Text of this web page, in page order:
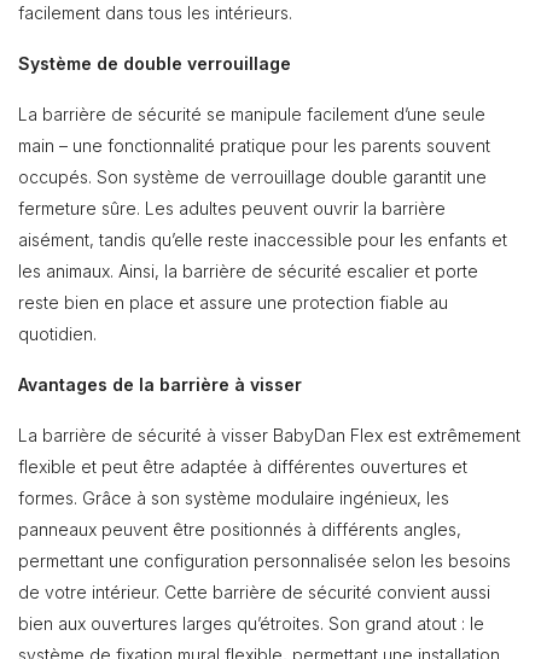
facilement dans tous les intérieurs.
Système de double verrouillage
La barrière de sécurité se manipule facilement d’une seule
main – une fonctionnalité pratique pour les parents souvent
occupés. Son système de verrouillage double garantit une
fermeture sûre. Les adultes peuvent ouvrir la barrière
aisément, tandis qu’elle reste inaccessible pour les enfants et
les animaux. Ainsi, la barrière de sécurité escalier et porte
reste bien en place et assure une protection fiable au
quotidien.
Avantages de la barrière à visser
La barrière de sécurité à visser BabyDan Flex est extrêmement
flexible et peut être adaptée à différentes ouvertures et
formes. Grâce à son système modulaire ingénieux, les
panneaux peuvent être positionnés à différents angles,
permettant une configuration personnalisée selon les besoins
de votre intérieur. Cette barrière de sécurité convient aussi
bien aux ouvertures larges qu’étroites. Son grand atout : le
système de fixation mural flexible, permettant une installation